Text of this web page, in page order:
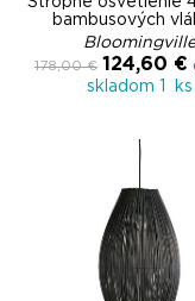
bambusových
Bloomingville
178,00 € 124,60 €
skladom 1 ks